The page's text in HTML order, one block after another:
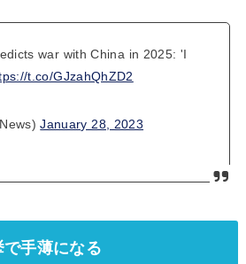
war with China in 2025: 'I
t.co/GJzahQhZD2
January 28, 2023
手薄になる